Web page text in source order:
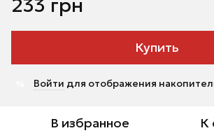
233 грн
Купить
Войти для отображения
В избранное К